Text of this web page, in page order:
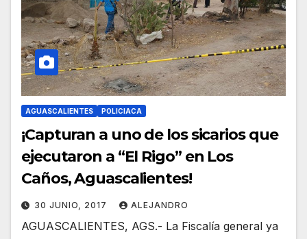
AGUASCALIENTES POLICIACA
¡Capturan a uno de los sicarios que
ejecutaron a “El Rigo” en Los
Caños, Aguascalientes!
30 JUNIO, 2017 ALEJANDRO
AGUASCALIENTES, AGS.- La Fiscalía general ya